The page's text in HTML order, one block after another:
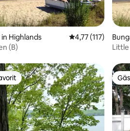
5 von 5, 22 Bewertungen
Highlands Durchschnittliche
4,77 (117)
(B)
Little